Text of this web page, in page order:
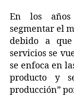
En los
segmentar el
debido a
servicios se
se enfoca en
producto y
producción”